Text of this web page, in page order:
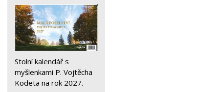
Stolní kalendář s
myšlenkami P. Vojtěcha
Kodeta na rok 2027.